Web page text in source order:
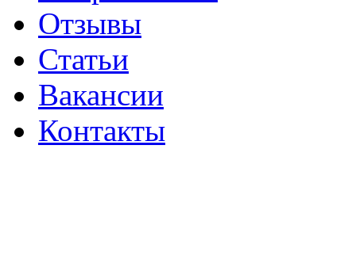
Отзывы
Статьи
Вакансии
Контакты